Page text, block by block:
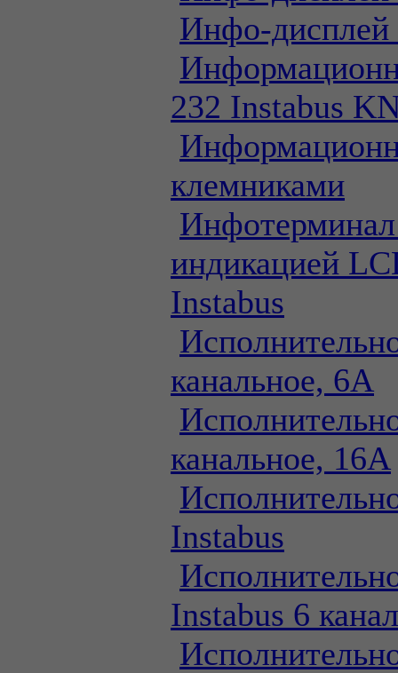
Инфо-дисплей
232 Instabus
клемниками
индикацией
Instabus
канальное, 6А
канальное, 16А
Instabus
Instabus 6